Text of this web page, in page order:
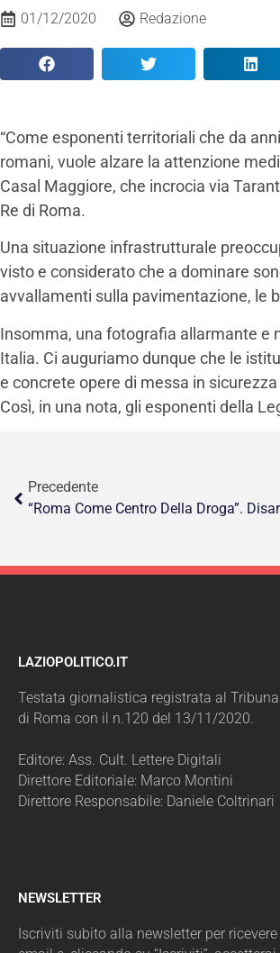
01/12/2020 Redazione
“Come esponenti territoriali che da
romani, vuole alzare la attenzione
Casal Maggiore, che incrocia via
Re di Roma.
Una situazione infrastrutturale
visto e considerato che a dominare
avvallamenti sulla pavimentazione, le
Insomma, una fotografia allarmante e
Italia. Ci auguriamo dunque che le
e concrete opere di messa in
Così, in una nota, gli esponenti della
Precedente
LAZIOPOLITICO.IT
Testata giornalistica registrata al
di Roma con il n.120 del 13/11/2020.
Editore: Ass. Cult. Lettere Digitali
Direttore Editoriale: Marco Montini
Direttore Responsabile: Daniele Coltrinari
NEWSLETTER
Iscriviti subito alla newsletter per